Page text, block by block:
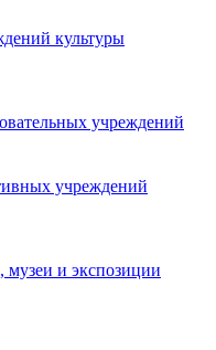
культуры
учреждений
учреждений
и экспозиции